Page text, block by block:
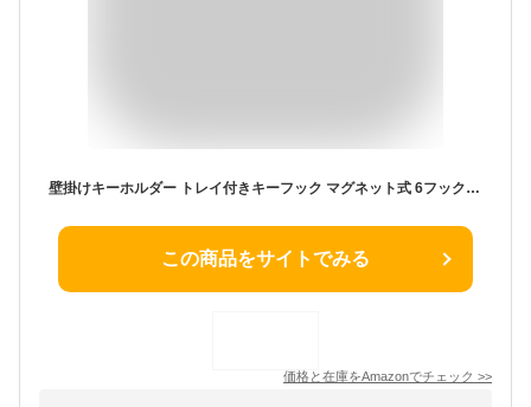
壁掛けキーホルダー トレイ付きキーフック マグネット式 6フックラック 約W24.5×D4.2×H6cm鍵置き キーハンガー 玄関 収納
この商品をサイトでみる
価格と在庫をAmazonでチェック >>